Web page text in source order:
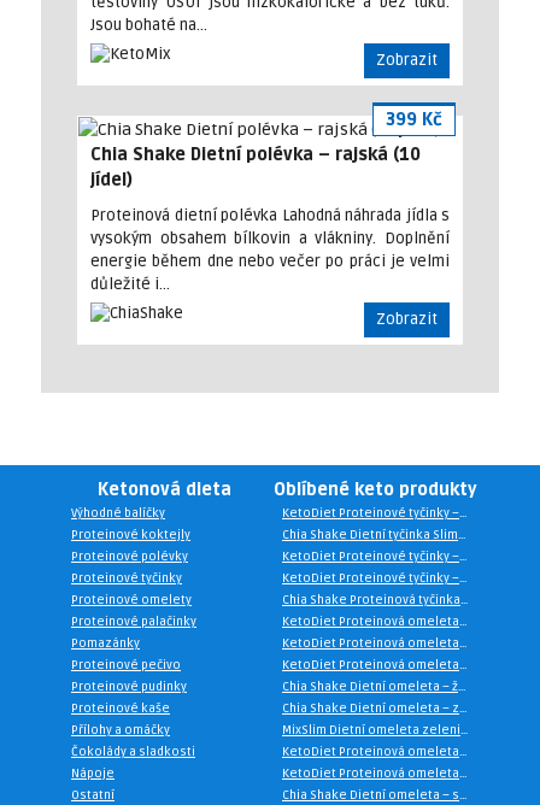
Jsou bohaté na…
Zobrazit
399 Kč
Chia Shake Dietní polévka – rajská (10
jídel)
Proteinová dietní polévka Lahodná náhrada jídla s
vysokým obsahem bílkovin a vlákniny. Doplnění
energie během dne nebo večer po práci je velmi
důležité i…
Zobrazit
Ketonová dieta
Výhodné balíčky
Proteinové koktejly
Proteinové polévky
Proteinové tyčinky
Proteinové omelety
Proteinové palačinky
Pomazánky
Proteinové pečivo
Proteinové pudinky
Proteinové kaše
Přílohy a omáčky
Čokolády a sladkosti
Nápoje
Ostatní
Oblíbené keto produkty
KetoDiet Proteinové tyčinky – příchuť káva (14 ks – 7 porcí)
Chia Shake Dietní tyčinka Slimbar – vanilka a kokos 30g
KetoDiet Proteinové tyčinky – příchuť speculoos (14 ks – 7 porcí)
KetoDiet Proteinové tyčinky – příchuť mandle (14 ks – 7 porcí)
Chia Shake Proteinová tyčinka Mealbar – banán v čokoládě 70g
KetoDiet Proteinová omeleta – příchuť slanina (7 porcí)
KetoDiet Proteinová omeleta – příchuť slanina a cibulka (7 porcí)
KetoDiet Proteinová omeleta – příchuť ementál a sušená rajčata (7 porcí)
Chia Shake Dietní omeleta – žampionová (10 jídel)
Chia Shake Dietní omeleta – zeleninová (10 jídel)
MixSlim Dietní omeleta zeleninová 300g (10 porcí)
KetoDiet Proteinová omeleta – „bramborák“ s česnekem a majoránkou (7 porcí)
KetoDiet Proteinová omeleta – s bylinkami (7 porcí)
Chia Shake Dietní omeleta – sýrová (10 jídel)